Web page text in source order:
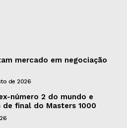
mercado em negociação
de 2026
número 2 do mundo e
de final do Masters 1000